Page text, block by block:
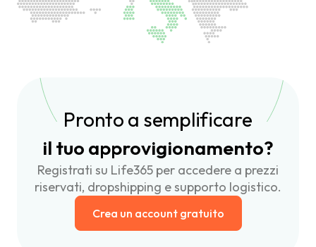
Pronto a semplificare
il tuo approvigionamento?
Registrati su Life365 per accedere a prezzi
riservati, dropshipping e supporto logistico.
Crea un account gratuito